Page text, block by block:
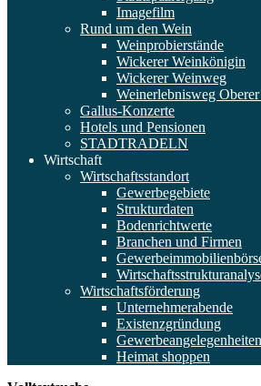
Imagefilm
Rund um den Wein
Weinprobierstände
Wickerer Weinkönigin
Wickerer Weinweg
Weinerlebnisweg
Gallus-Konzerte
Hotels und Pensionen
STADTRADELN
Wirtschaft
Wirtschaftsstandort
Gewerbegebiete
Strukturdaten
Bodenrichtwerte
Branchen und Firmen
Wirtschaftsförderung
Unternehmerabende
Existenzgründung
Gewerbeangelegenheiten
Heimat shoppen